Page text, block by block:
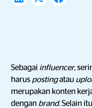
Sebagai influencer,
harus postingatau
merupakan konten
dengan brand. Selain